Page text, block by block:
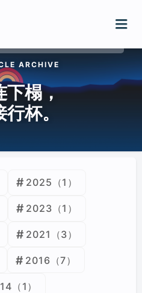
由行
档
ARCHIVE
下榻，
杯。
2025 （1）
2023 （1）
2021 （3）
2016 （7）
（1）